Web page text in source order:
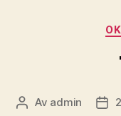
Inläggsförfattare
Av admin